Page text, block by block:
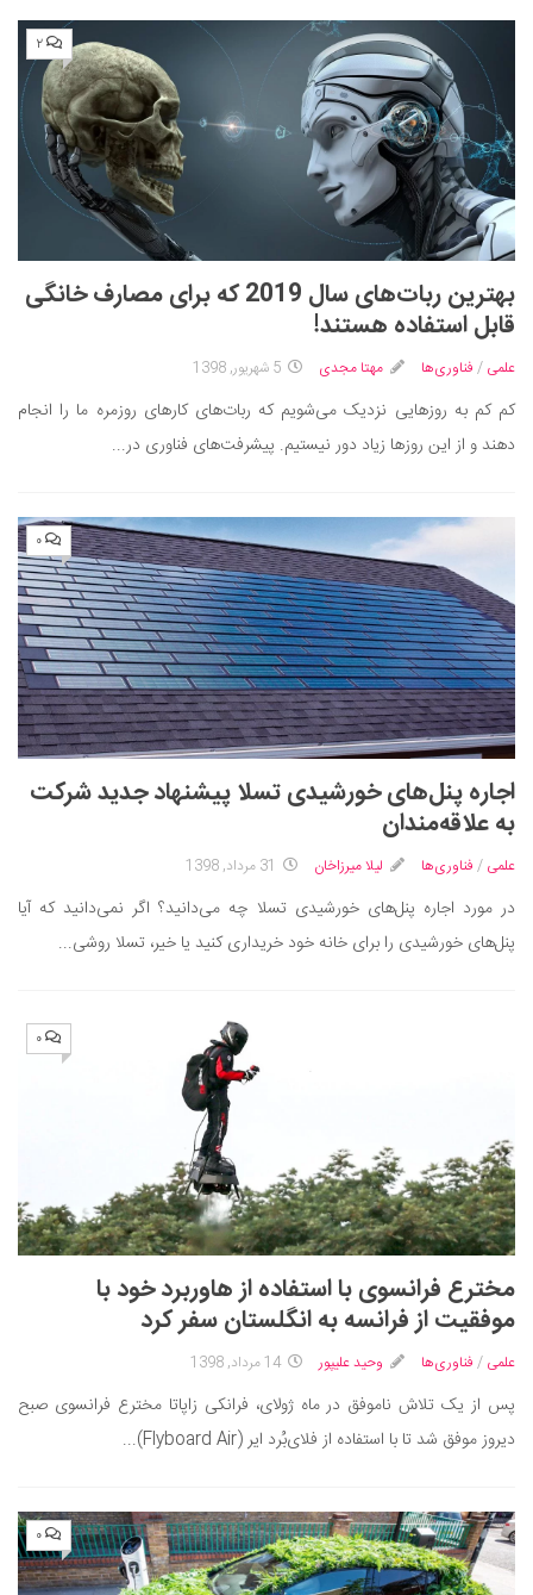
تغذیه سالم
بهداشت
بیماری و درمان
کودک و مادر
ورزش و تندرستی
روانشناسی
مراکز پزشکی و دارویی
فرهنگ و هنر
سینما و تئاتر
تلویزیون
موسیقی
چهره‌ها
کتاب و کتاب‌خوانی
تاریخ
معماری
علمی
فناوری‌ها
نجوم و هوا فضا
زمین و محیط زیست
خودرو
سرگرمی
دانستنی‌ها
بازی
۲
بهترین ربات‌های سال 2019 که برای مصارف خانگی
قابل استفاده هستند!
علمی / فناوری‌ها مهتا مجدی 5 شهریور, 1398
کم کم به روزهایی نزدیک می‌شویم که ربات‌های کارهای روزمره ما را انجام
دهند و از این روزها زیاد دور نیستیم. پیشرفت‌های فناوری در...
۰
اجاره پنل‌های خورشیدی تسلا پیشنهاد جدید شرکت
به علاقه‌مندان
علمی / فناوری‌ها لیلا میرزاخان 31 مرداد, 1398
در مورد اجاره پنل‌های خورشیدی تسلا چه می‌دانید؟ اگر نمی‌دانید که آیا
پنل‌های خورشیدی را برای خانه خود خریداری کنید یا خیر، تسلا روشی...
۰
مخترع فرانسوی با استفاده از هاوربرد خود با
موفقیت از فرانسه به انگلستان سفر کرد
علمی / فناوری‌ها وحید علیپور 14 مرداد, 1398
پس از یک تلاش ناموفق در ماه ژولای، فرانکی زاپاتا مخترع فرانسوی صبح
دیروز موفق شد تا با استفاده از فلای‌بُرد ایر (Flyboard Air)...
۰